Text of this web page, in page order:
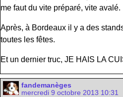
me faut du vite préparé, vite avalé.
Après, à Bordeaux il y a des
toutes les fêtes.
Et un dernier truc, JE HAIS LA
fandemanèges
mercredi 9 octobre 2013 10:31